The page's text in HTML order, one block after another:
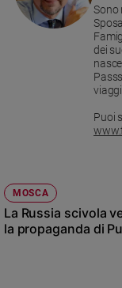
Economia
Chiesa
Chiesa
Sono
dei
Puoi
MOSCA
La Russia scivola
la propaganda di